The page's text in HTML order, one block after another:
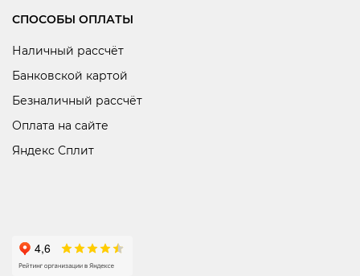
СПОСОБЫ ОПЛАТЫ
Наличный рассчёт
Банковской картой
Безналичный рассчёт
Оплата на сайте
Яндекс Сплит